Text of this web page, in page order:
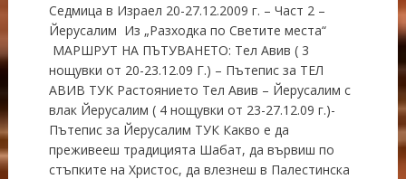
Седмица в Израел 20-27.12.2009 г. – Част 2 –
Йерусалим Из „Разходка по Светите места“
МАРШРУТ НА ПЪТУВАНЕТО: Тел Авив ( 3
нощувки от 20-23.12.09 Г.) – Пътепис за ТЕЛ
АВИВ ТУК Растоянието Тел Авив – Йерусалим с
влак Йерусалим ( 4 нощувки от 23-27.12.09 г.)-
Пътепис за Йерусалим ТУК Какво е да
преживееш традицията Шабат, да вървиш по
стъпките на Христос, да влезнеш в Палестинска